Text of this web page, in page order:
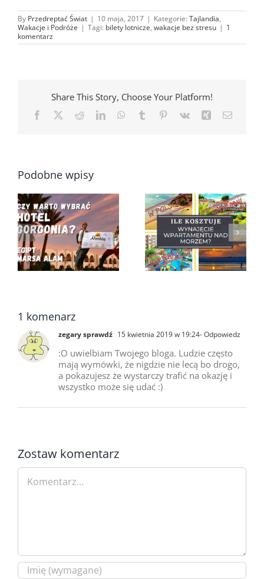
By Przedreptać Świat | 10 maja, 2017 | Kategorie: Tajlandia,
Wakacje i Podróże | Tagi: bilety lotnicze, wakacje bez stresu | 1
komentarz
Share This Story, Choose Your Platform!
Facebook RedditLinkedInWhatsApp
Tumblr Pinterest
Vk Xing Email
Podobne wpisy
Ile kosztuje
wynajęcie
apartamentu nad
morzem w Polsce,
Bułgarii czy
Hiszpanii?
Wycieczki
Fakultatywne w
Alanyi, czego nie
powiedzą ci w
biurze podróży?
1 komenarz
zegary sprawdź 15 kwietnia 2019 w 19:24- Odpowiedz
:O uwielbiam Twojego bloga. Ludzie często
mają wymówki, że nigdzie nie lecą bo drogo,
a pokazujesz że wystarczy trafić na okazję i
wszystko może się udać :)
Zostaw komentarz
Comment